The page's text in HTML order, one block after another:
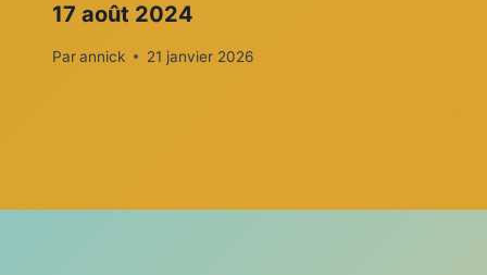
17 août 2024
Parannick 21 janvier 2026